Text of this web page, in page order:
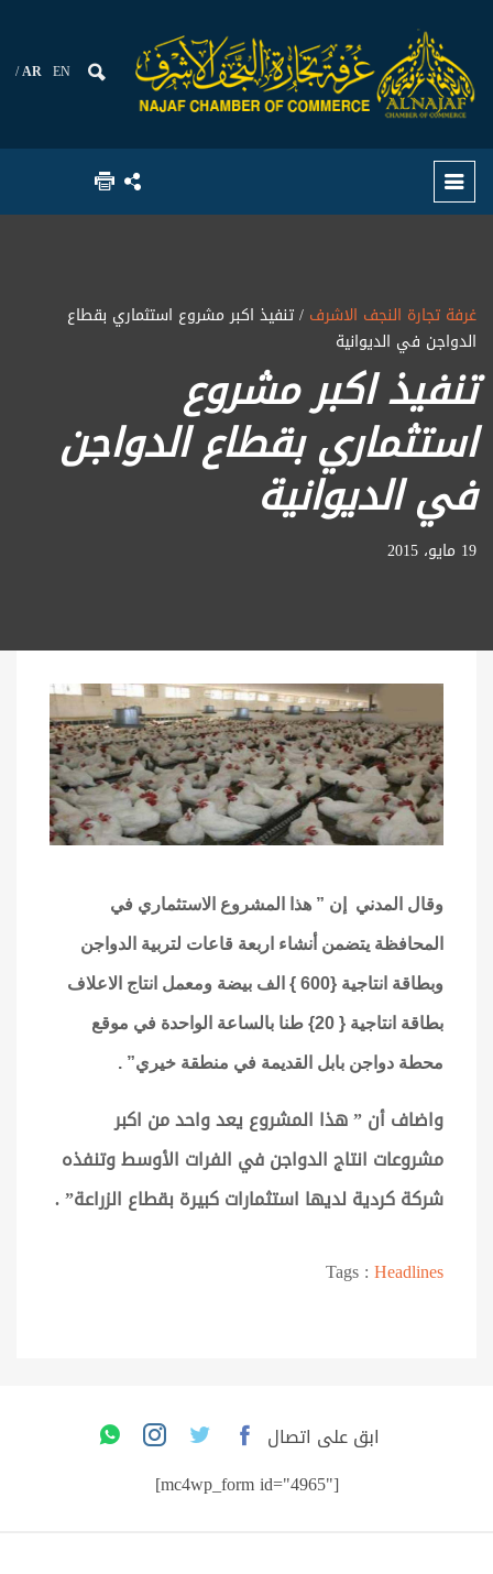
AR EN
غرفة تجارة النجف الاشرف / تنفيذ اكبر مشروع استثماري بقطاع
الدواجن في الديوانية
تنفيذ اكبر مشروع
استثماري بقطاع الدواجن
في الديوانية
19 مايو، 2015
وقال المدني إن ” هذا المشروع الاستثماري في
المحافظة يتضمن أنشاء اربعة قاعات لتربية الدواجن
وبطاقة انتاجية {600 } الف بيضة ومعمل انتاج الاعلاف
بطاقة انتاجية { 20} طنا بالساعة الواحدة في موقع
محطة دواجن بابل القديمة في منطقة خيري” .
واضاف أن ” هذا المشروع يعد واحد من اكبر
مشروعات انتاج الدواجن في الفرات الأوسط وتنفذه
شركة كردية لديها استثمارات كبيرة بقطاع الزراعة” .
Tags :Headlines
ابق على اتصال
[mc4wp_form id="4965"]